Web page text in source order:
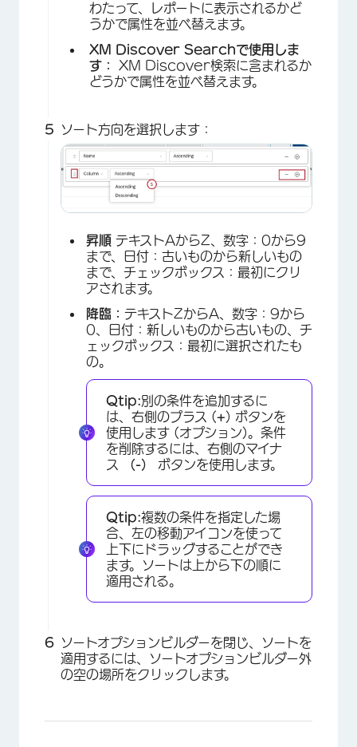
×
×
わたって、レポートに表示されるかど
うかで属性を並べ替えます。
XM Discover Searchで使用しま
す： XM Discover検索に含まれるか
どうかで属性を並べ替えます。
ソート方向を選択します：
昇順 テキストAからZ、数字：0から9
まで、日付：古いものから新しいもの
まで、チェックボックス：最初にクリ
アされます。
降臨： テキストZからA、数字：9から
0、日付：新しいものから古いもの、チ
ェックボックス：最初に選択されたも
の。
Qtip:別の条件を追加するに
は、右側のプラス (+) ボタンを
使用します (オプション)。条件
を削除するには、右側のマイナ
ス
（-） ボタンを使用します。
Qtip:複数の条件を指定した場
合、左の移動アイコンを使って
上下にドラッグすることができ
ます。ソートは上から下の順に
適用される。
ソートオプションビルダーを閉じ、ソートを
適用するには、ソートオプションビルダー外
の空の場所をクリックします。